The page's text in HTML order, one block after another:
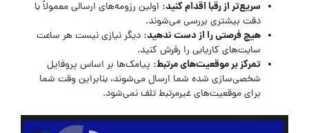
سریع‌تر از رقبا اقدام کنید: اولین رزومه‌های ارسالی معمولاً با
دقت بیشتری بررسی می‌شوند.
هیچ فرصتی را از دست ندهید: دیگر نیازی نیست هر ساعت
سایت‌های کاریابی را رفرش کنید.
تمرکز بر موقعیت‌های مرتبط: پیامک‌ها بر اساس پروفایل
شخصی‌سازی شده شما ارسال می‌شوند، بنابراین وقت شما
برای موقعیت‌های غیرمرتبط تلف نمی‌شود.